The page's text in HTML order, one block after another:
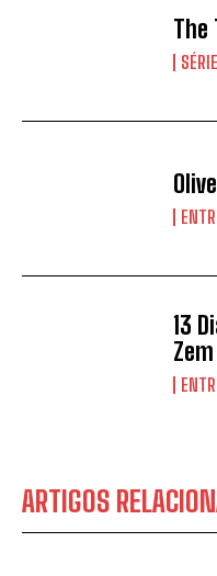
The
13
Zem
ARTIGOS